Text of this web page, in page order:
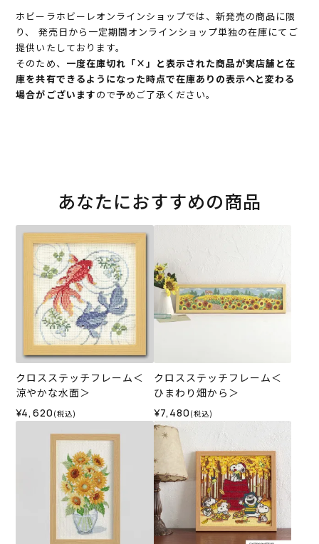
ホビーラホビーレオンラインショップでは、新発売の商品に限
り、 発売日から一定期間オンラインショップ単独の在庫にてご
提供いたしております。
そのため、 一度在庫切れ「×」と表示された商品が実店舗と在
庫を共有できるようになった時点で在庫ありの表示へと変わる
場合がございますので予めご了承ください。
あなたにおすすめの商品
クロスステッチフレーム＜
涼やかな水面＞
¥4,620 (税込)
クロスステッチフレーム＜
ひまわり畑から＞
¥7,480 (税込)